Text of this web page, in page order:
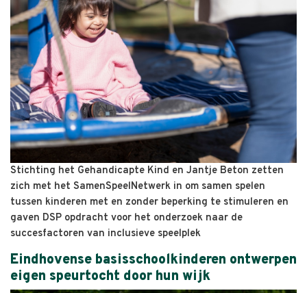
Stichting het Gehandicapte Kind en Jantje Beton zetten
zich met het SamenSpeelNetwerk in om samen spelen
tussen kinderen met en zonder beperking te stimuleren en
gaven DSP opdracht voor het onderzoek naar de
succesfactoren van inclusieve speelplek
Eindhovense basisschoolkinderen ontwerpen
eigen speurtocht door hun wijk